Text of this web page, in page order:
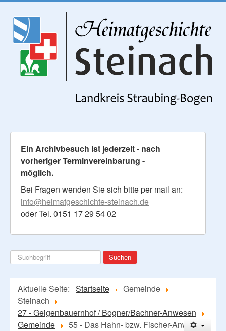
Ein Archivbesuch ist jederzeit - nach
vorheriger Terminvereinbarung -
möglich.
Bei Fragen wenden Sie sich bitte per mail an:
info@heimatgeschichte-steinach.de
oder Tel. 0151 17 29 54 02
Suchen
...
Suchen
Aktuelle Seite: Startseite
Gemeinde
Steinach
27 - Geigenbauernhof / Bogner/Bachner-Anwesen
Gemeinde
55 - Das Hahn- bzw. Fischer-Anwesen